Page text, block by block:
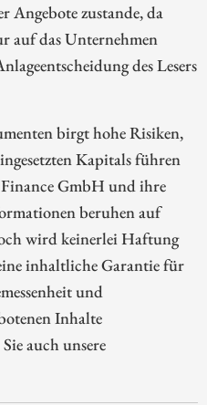
Angebote zustande, da
auf das Unternehmen
des Lesers
birgt hohe Risiken,
Kapitals führen
GmbH und ihre
beruhen auf
wird keinerlei Haftung
inhaltliche Garantie für
und
Inhalte
auch unsere